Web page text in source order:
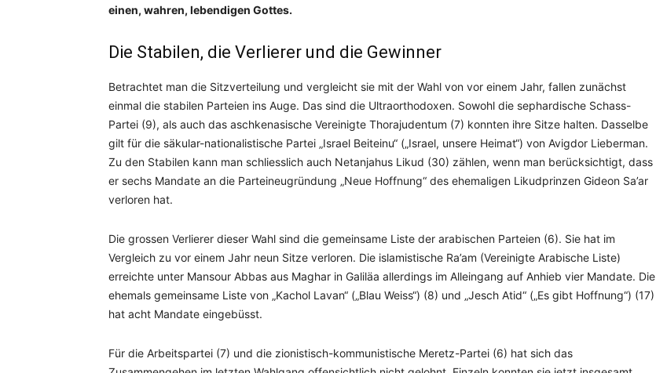
einen, wahren, lebendigen Gottes.
Die Stabilen, die Verlierer und die Gewinner
Betrachtet man die Sitzverteilung und vergleicht sie mit der Wahl von vor einem Jahr, fallen zunächst
einmal die stabilen Parteien ins Auge. Das sind die Ultraorthodoxen. Sowohl die sephardische Schass-
Partei (9), als auch das aschkenasische Vereinigte Thorajudentum (7) konnten ihre Sitze halten. Dasselbe
gilt für die säkular-nationalistische Partei „Israel Beiteinu“ („Israel, unsere Heimat“) von Avigdor Lieberman.
Zu den Stabilen kann man schliesslich auch Netanjahus Likud (30) zählen, wenn man berücksichtigt, dass
er sechs Mandate an die Parteineugründung „Neue Hoffnung“ des ehemaligen Likudprinzen Gideon Sa’ar
verloren hat.
Die grossen Verlierer dieser Wahl sind die gemeinsame Liste der arabischen Parteien (6). Sie hat im
Vergleich zu vor einem Jahr neun Sitze verloren. Die islamistische Ra’am (Vereinigte Arabische Liste)
erreichte unter Mansour Abbas aus Maghar in Galiläa allerdings im Alleingang auf Anhieb vier Mandate. Die
ehemals gemeinsame Liste von „Kachol Lavan“ („Blau Weiss“) (8) und „Jesch Atid“ („Es gibt Hoffnung“) (17)
hat acht Mandate eingebüsst.
Für die Arbeitspartei (7) und die zionistisch-kommunistische Meretz-Partei (6) hat sich das